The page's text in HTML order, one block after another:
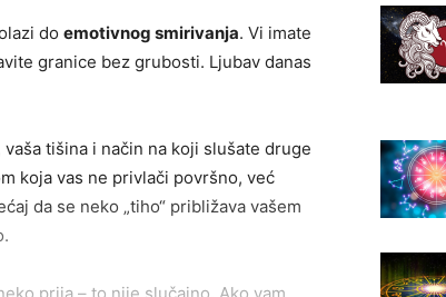
do emotivnog smirivanja. Vi imate
granice bez grubosti. Ljubav danas
tišina i način na koji slušate druge
koja vas ne privlači površno, već
da se neko „tiho“ približava vašem